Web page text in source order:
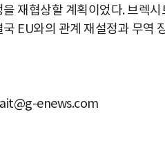
재협상할 계획이었다. 브렉
EU와의 관계 재설정과 무역
enews.com